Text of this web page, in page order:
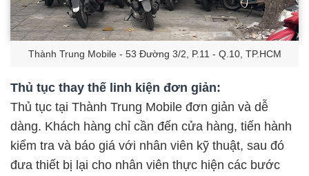
Thành Trung Mobile - 53 Đường 3/2, P.11 - Q.10, TP.HCM
Thủ tục thay thế linh kiện đơn giản:
Thủ tục tại Thành Trung Mobile đơn giản và dễ
dàng. Khách hàng chỉ cần đến cửa hàng, tiến hành
kiểm tra và báo giá với nhân viên kỹ thuật, sau đó
đưa thiết bị lại cho nhân viên thực hiện các bước